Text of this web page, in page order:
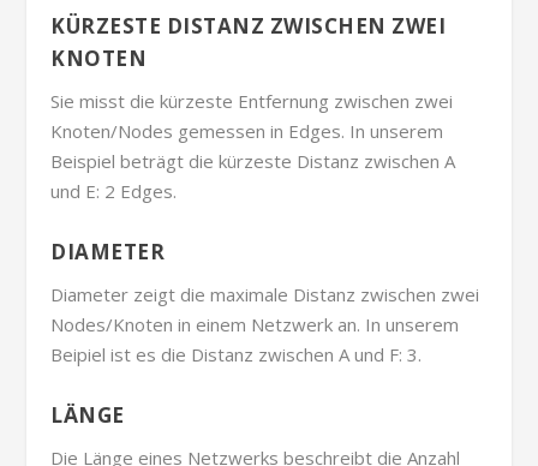
KÜRZESTE DISTANZ ZWISCHEN ZWEI
KNOTEN
Sie misst die kürzeste Entfernung zwischen zwei
Knoten/Nodes gemessen in Edges. In unserem
Beispiel beträgt die kürzeste Distanz zwischen A
und E: 2 Edges.
DIAMETER
Diameter zeigt die maximale Distanz zwischen zwei
Nodes/Knoten in einem Netzwerk an. In unserem
Beipiel ist es die Distanz zwischen A und F: 3.
LÄNGE
Die Länge eines Netzwerks beschreibt die Anzahl